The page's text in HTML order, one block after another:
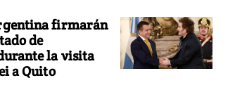
firmarán
de
la visita
a Quito